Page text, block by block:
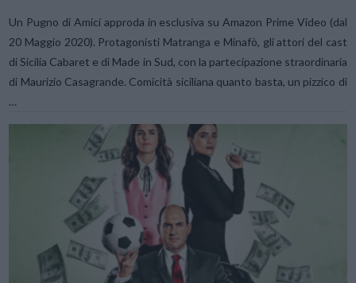
VIEW POST
Un Pugno di Amici approda in esclusiva su Amazon Prime Video (dal
20 Maggio 2020). Protagonisti Matranga e Minafò, gli attori del cast
di Sicilia Cabaret e di Made in Sud, con la partecipazione straordinaria
di Maurizio Casagrande. Comicità siciliana quanto basta, un pizzico di
…